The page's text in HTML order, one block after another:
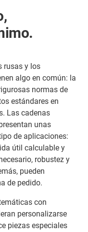
rusas y los
algo en común: la
normas de
estándares en
Las cadenas
unas
de aplicaciones:
útil calculable y
robustez y
pueden
de pedido.
con
personalizarse
piezas especiales